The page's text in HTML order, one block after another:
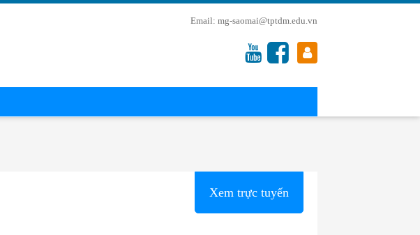
mg-saomai@tptdm.edu.vn
Xem trực tuyến